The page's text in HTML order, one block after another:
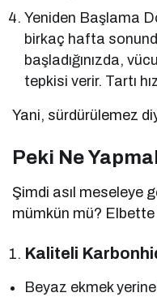
Yeniden Başlama
birkaç hafta
başladığınızda,
tepkisi verir. Tartı
Yani, sürdürülemez
Peki Ne
Şimdi asıl meseleye
mümkün mü? Elbette
Kaliteli
Beyaz ekmek